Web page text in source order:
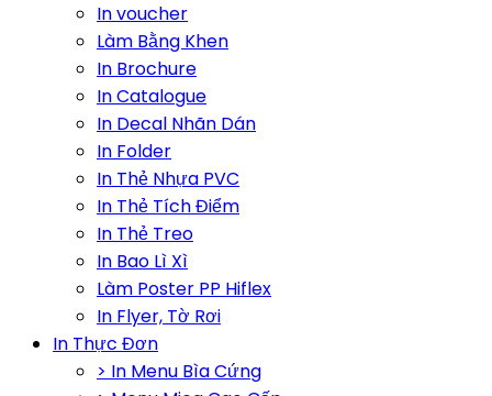
In voucher
Làm Bằng Khen
In Brochure
In Catalogue
In Decal Nhãn Dán
In Folder
In Thẻ Nhựa PVC
In Thẻ Tích Điểm
In Thẻ Treo
In Bao Lì Xì
Làm Poster PP Hiflex
In Flyer, Tờ Rơi
In Thực Đơn
> In Menu Bìa Cứng